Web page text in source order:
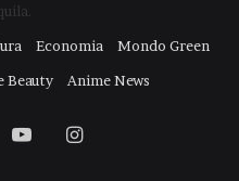
Economia
Mondo Green
Beauty Anime News
You Instagram